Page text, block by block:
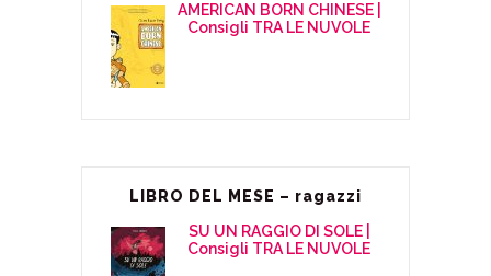
AMERICAN BORN CHINESE |
Consigli TRA LE NUVOLE
LIBRO DEL MESE – ragazzi
SU UN RAGGIO DI SOLE |
Consigli TRA LE NUVOLE